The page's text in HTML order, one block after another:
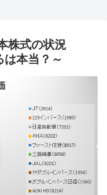
株式の状況
本当？～